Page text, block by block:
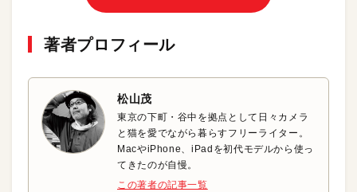
著者プロフィール
松山茂
東京の下町・谷中を拠点として日々カメラ
と猫を愛でながら暮らすフリーライター。
MacやiPhone、iPadを初代モデルから使っ
てきたのが自慢。
この著者の記事一覧